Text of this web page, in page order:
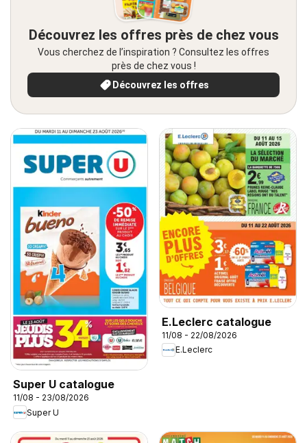
Découvrez les offres près de chez vous
Vous cherchez de l’inspiration ? Consultez les offres
près de chez vous !
Découvrez les offres
Super U catalogue
11/08 - 23/08/2026
Super U
E.Leclerc catalogue
11/08 - 22/08/2026
E.Leclerc